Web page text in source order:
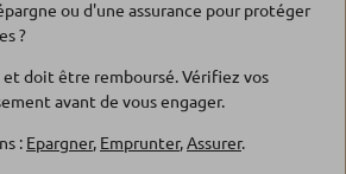
ou d'une assurance pour protéger
?
et doit être remboursé. Vérifiez vos
avant de vous engager.
: Epargner, Emprunter,Assurer.